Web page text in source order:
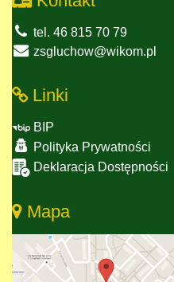
tel. 46 815 70 79
zsgluchow@wikom.pl
Linki
BIP
Polityka Prywatności
Deklaracja Dostępności
Mapa